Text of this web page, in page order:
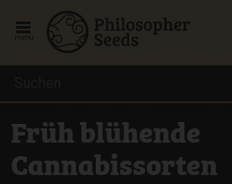
Früh blühende
Cannabissorten